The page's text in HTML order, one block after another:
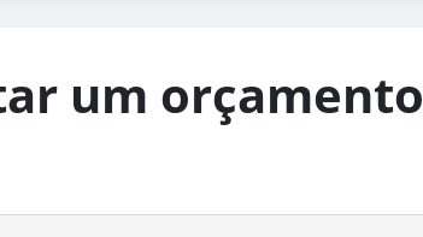
um orçamento